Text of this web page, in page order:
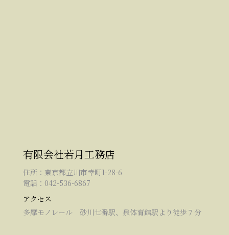
有限会社若月工務店
住所：東京都立川市幸町1-28-6
電話：042-536-6867
アクセス
多摩モノレール 砂川七番駅、泉体育館駅より徒歩７分